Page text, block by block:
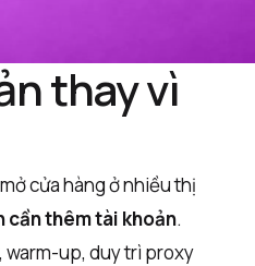
thay vì
cửa hàng ở nhiều thị
cần thêm tài khoản.
warm-up, duy trì proxy